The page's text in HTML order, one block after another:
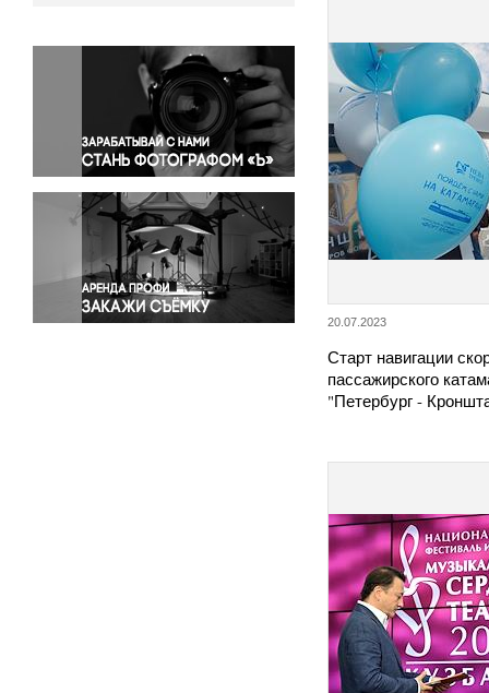
Окружающая среда
Политика
Правосудие
Происшествия и конфликты
Религия
Светская жизнь
Спорт
Экология
Экономика и бизнес
20.07.2023
Старт навигации
пассажирского
"Петербург -